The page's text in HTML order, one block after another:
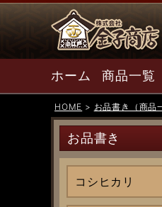
検索
ホーム 商品一覧
HOME お品書き（商品
お品書き
コシヒカリ